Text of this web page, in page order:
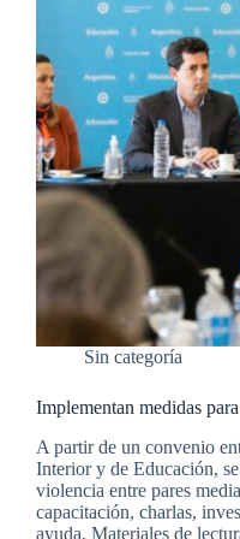
Sin categoría
Implementan medidas
A partir de un convenio
Interior y de Educación,
violencia entre pares
capacitación, charlas,
ayuda. Materiales de